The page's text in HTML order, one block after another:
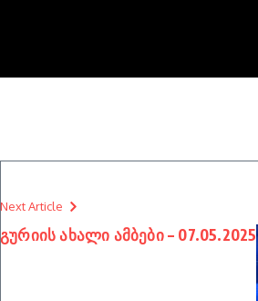
Next Article
გურიის ახალი ამბები – 07.05.2025